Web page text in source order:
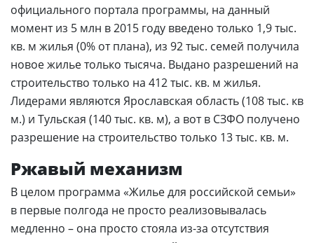
официального портала программы, на данный
момент из 5 млн в 2015 году введено только 1,9 тыс.
кв. м жилья (0% от плана), из 92 тыс. семей получила
новое жилье только тысяча. Выдано разрешений на
строительство только на 412 тыс. кв. м жилья.
Лидерами являются Ярославская область (108 тыс. кв
м.) и Тульская (140 тыс. кв. м), а вот в СЗФО получено
разрешение на строительство только 13 тыс. кв. м.
Ржавый механизм
В целом программа «Жилье для российской семьи»
в первые полгода не просто реализовывалась
медленно – она просто стояла из-за отсутствия